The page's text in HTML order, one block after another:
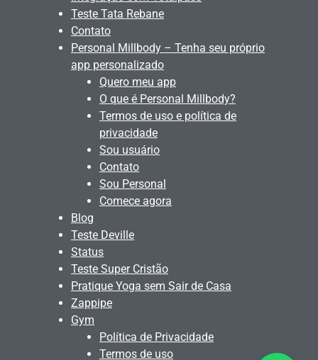
Teste Tata Rebane
Contato
Personal Millbody – Tenha seu próprio
app personalizado
Quero meu app
O que é Personal Millbody?
Termos de uso e política de
privacidade
Sou usuário
Contato
Sou Personal
Comece agora
Blog
Teste Deville
Status
Teste Super Cristão
Pratique Yoga sem Sair de Casa
Zappipe
Gym
Política de Privacidade
Termos de uso